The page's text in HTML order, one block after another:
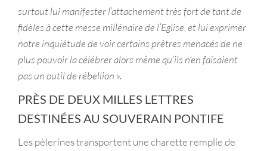
surtout lui manifester l’attachement très fort de tant de
fidèles à cette messe millénaire de l’Eglise, et lui exprimer
notre inquiétude de voir certains prêtres menacés de ne
plus pouvoir la célébrer alors même qu’ils n’en faisaient
pas un outil de rébellion ».
PRÈS DE DEUX MILLES LETTRES
DESTINÉES AU SOUVERAIN PONTIFE
Les pèlerines transportent une charette remplie de